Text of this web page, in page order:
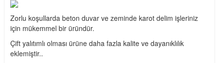
Zorlu koşullarda beton duvar ve zeminde karot delim işleriniz
için mükemmel bir üründür.
Çift yalıtımlı olması ürüne daha fazla kalite ve dayanıklılık
eklemiştir..